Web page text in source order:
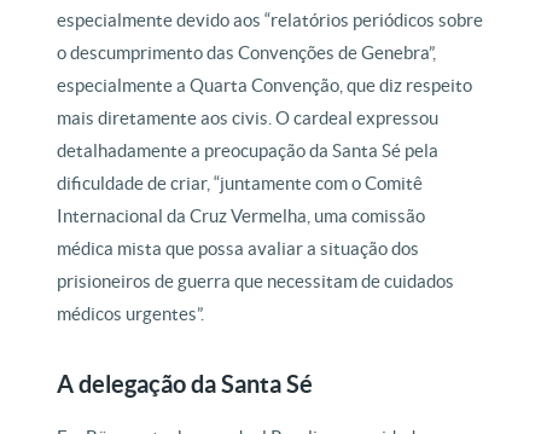
especialmente devido aos “relatórios periódicos sobre
o descumprimento das Convenções de Genebra”,
especialmente a Quarta Convenção, que diz respeito
mais diretamente aos civis. O cardeal expressou
detalhadamente a preocupação da Santa Sé pela
dificuldade de criar, “juntamente com o Comitê
Internacional da Cruz Vermelha, uma comissão
médica mista que possa avaliar a situação dos
prisioneiros de guerra que necessitam de cuidados
médicos urgentes”.
A delegação da Santa Sé